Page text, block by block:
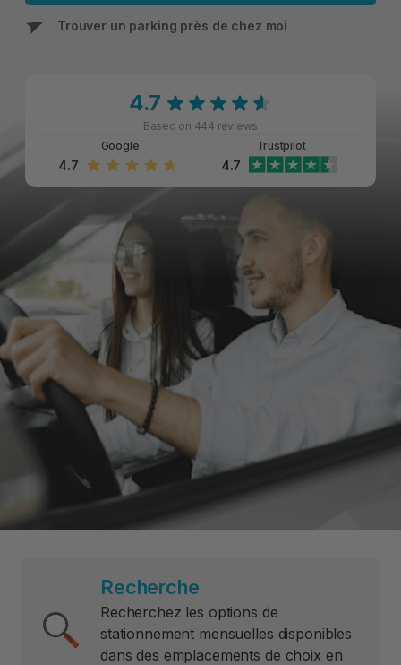
Trouver un parking près de chez moi
4.7
Based on 444 reviews
Google
4.7
Trustpilot
4.7
Recherche
Recherchez les options de
stationnement mensuelles disponibles
dans des emplacements de choix en